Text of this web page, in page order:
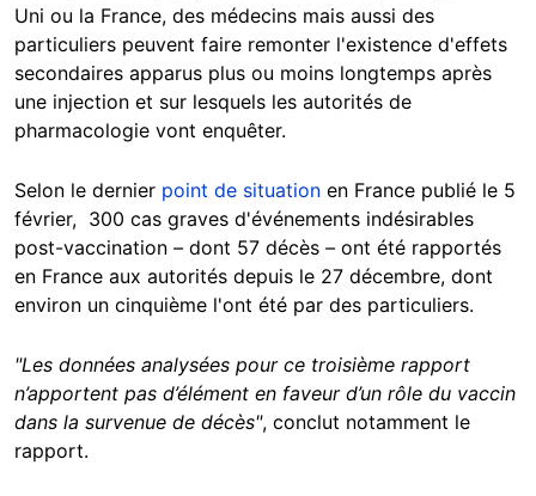
Uni ou la France, des médecins mais aussi des
particuliers peuvent faire remonter l'existence d'effets
secondaires apparus plus ou moins longtemps après
une injection et sur lesquels les autorités de
pharmacologie vont enquêter.
Selon le dernier point de situation en France publié le 5
février, 300 cas graves d'événements indésirables
post-vaccination – dont 57 décès – ont été rapportés
en France aux autorités depuis le 27 décembre, dont
environ un cinquième l'ont été par des particuliers.
"Les données analysées pour ce troisième rapport
n’apportent pas d’élément en faveur d’un rôle du vaccin
dans la survenue de décès", conclut notamment le
rapport.